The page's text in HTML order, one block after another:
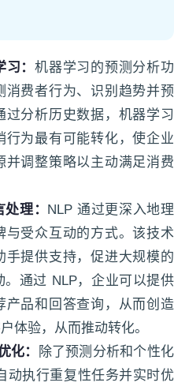
习：机器学习的预测分析功
消费者行为、识别趋势并预
过分析历史数据，机器学习
行为最有可能转化，使企业
并调整策略以主动满足消费
理： NLP 通过更深入地理
与受众互动的方式。该技术
手提供支持，促进大规模的
通过 NLP，企业可以提供
产品和回答查询，从而创造
体验，从而推动转化。
化：
除了预测分析和个性化
动执行重复性任务并实时优